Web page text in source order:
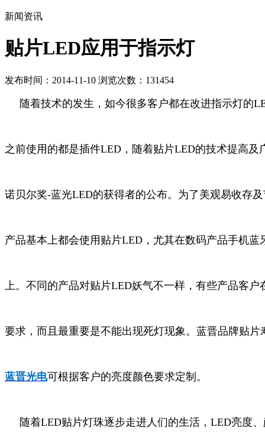
新闻资讯
贴片LED应用于指示灯
发布时间：2014-11-10 浏览次数：131454
随着技术的发生，如今很多客户都在改进指示灯的
之前使用的都是插件LED，随着贴片LED的技术提高及
诺贝尔奖-蓝光LED的获得者的公布。为了美观易收存
产品基本上都会使用贴片LED，尤其在数码产品手机蓝
上。不同的产品对贴片LED妖气不一样，有些产品客户
要求，而且最重要是不能出现死灯现象。蓝晋品牌贴片
蓝晋光电可根据客户的亮度颜色要求定制。
随着LED贴片灯珠逐步走进人们的生活，LED亮度、